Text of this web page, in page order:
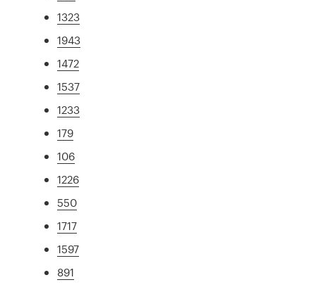
1323
1943
1472
1537
1233
179
106
1226
550
1717
1597
891